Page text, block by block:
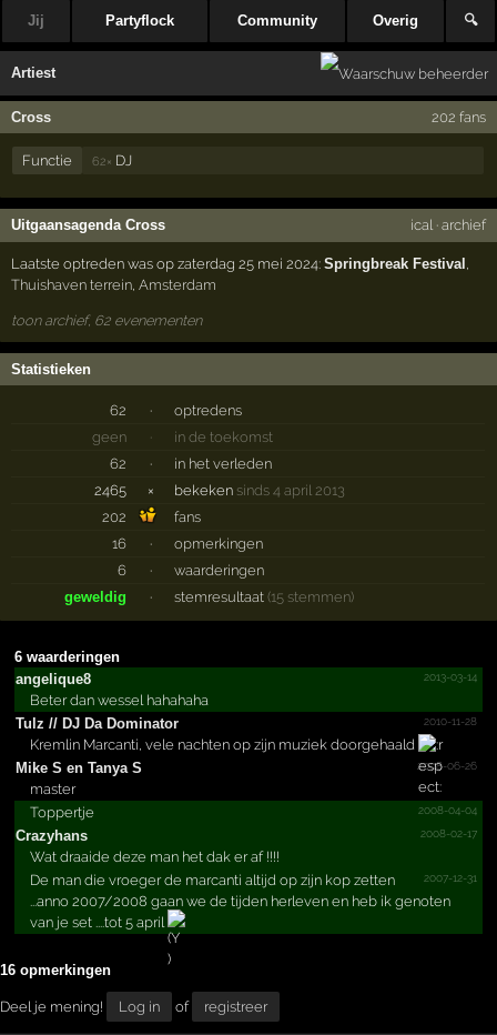
Jij Partyflock Community Overig 🔍
Artiest
Cross 202 fans
Functie 62× DJ
Uitgaansagenda Cross ical· archief
Laatste optreden was op zaterdag 25 mei 2024:Springbreak Festival
Thuishaven terrein ,Amsterdam
toon archief, 62 evenementen
Statistieken
62 ·
optredens
geen
·
in de toekomst
62
·
in het verleden
2465
× bekeken sinds 4 april 2013
202
fans
16
·
opmerkingen
6
·
waarderingen
geweldig
· stemresultaat (15 stemmen)
6 waarderingen
angelique8
2013-03-14
Beter dan wessel hahahaha
Tulz //­ DJ Da Dominator
2010-11-28
Kremlin Marcanti, vele nachten op zijn muziek doorgehaald
Mike S en Tanya S
2008-06-26
master
2008-04-04
Toppertje
Crazyhans
2008-02-17
Wat draaide deze man het dak er af !!!!
2007-12-31
De man die vroeger de marcanti altijd op zijn kop zetten
...anno 2007/2008 gaan we de tijden herleven en heb ik genoten
van je set ....tot 5 april
16 opmerkingen
Deel je mening! Log in of registreer